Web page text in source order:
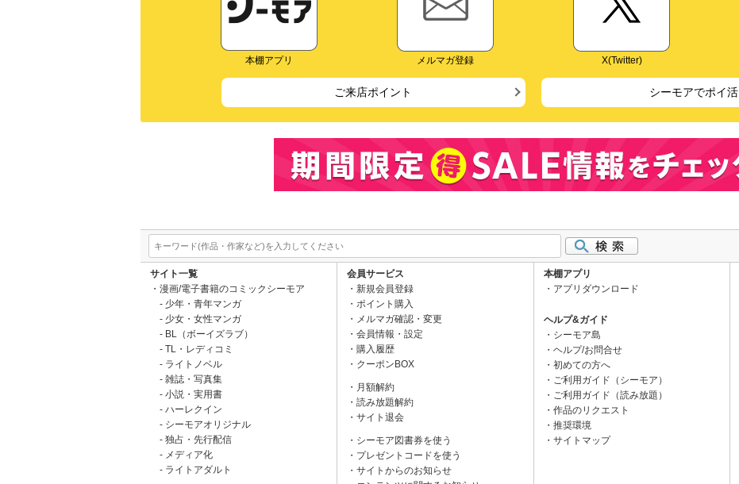
本棚アプリ メルマガ登録 X(Twitter)
ご来店ポイント シーモアでポイ活
サイト一覧
漫画/電子書籍のコミックシーモア
少年・青年マンガ
少女・女性マンガ
BL（ボーイズラブ）
TL・レディコミ
ライトノベル
雑誌・写真集
小説・実用書
ハーレクイン
シーモアオリジナル
独占・先行配信
メディア化
ライトアダルト
会員サービス
新規会員登録
ポイント購入
メルマガ確認・変更
会員情報・設定
購入履歴
クーポンBOX
月額解約
読み放題解約
サイト退会
シーモア図書券を使う
プレゼントコードを使う
サイトからのお知らせ
本棚アプリ
アプリダウンロード
ヘルプ&ガイド
シーモア島
ヘルプ/お問合せ
初めての方へ
ご利用ガイド（シーモア）
ご利用ガイド（読み放題）
作品のリクエスト
推奨環境
サイトマップ